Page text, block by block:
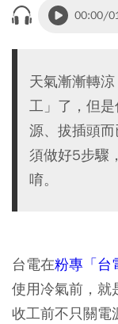
00:00/
天氣漸漸轉
工」了，但
源、拔插頭
須做好5步驟
唷。
台電在粉專「台
使用冷氣前，就
收工前不只關電